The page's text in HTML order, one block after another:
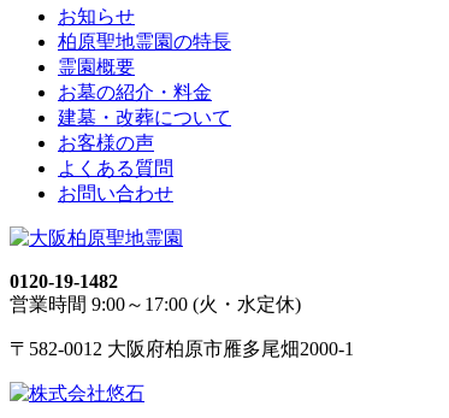
お知らせ
柏原聖地霊園の特長
霊園概要
お墓の紹介・料金
建墓・改葬について
お客様の声
よくある質問
お問い合わせ
0120-19-1482
営業時間 9:00～17:00 (火・水定休)
〒582-0012 大阪府柏原市雁多尾畑2000-1